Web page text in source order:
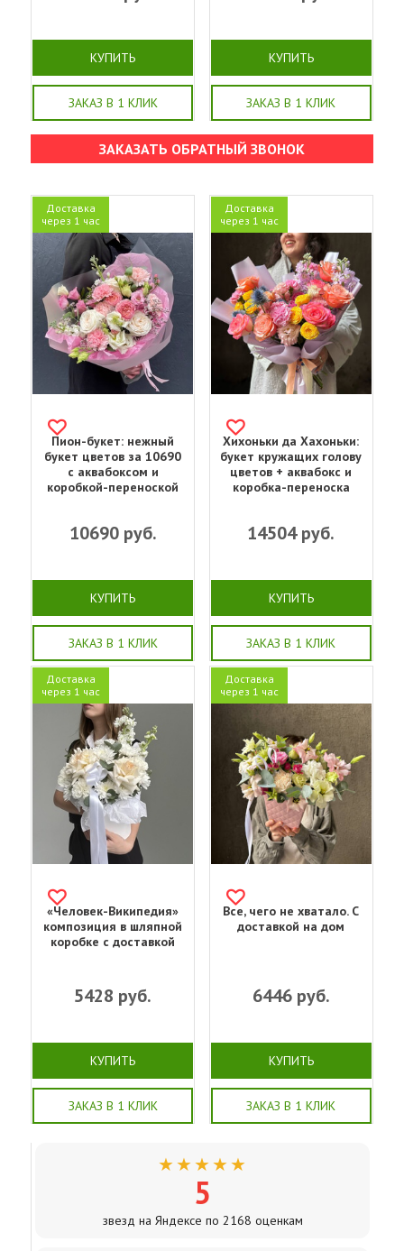
КУПИТЬ
ЗАКАЗ В 1 КЛИК
КУПИТЬ
ЗАКАЗ В 1 КЛИК
ЗАКАЗАТЬ ОБРАТНЫЙ ЗВОНОК
Доставка
через 1 час
Пион-букет: нежный
букет цветов за 10690
с аквабоксом и
коробкой-переноской
10690руб.
КУПИТЬ
ЗАКАЗ В 1 КЛИК
Доставка
через 1 час
Хихоньки да Хахоньки:
букет кружащих голову
цветов + аквабокс и
коробка-переноска
14504руб.
КУПИТЬ
ЗАКАЗ В 1 КЛИК
Доставка
через 1 час
«Человек-Википедия»
композиция в шляпной
коробке с доставкой
5428 руб.
КУПИТЬ
ЗАКАЗ В 1 КЛИК
Доставка
через 1 час
Все, чего не хватало. С
доставкой на дом
6446руб.
КУПИТЬ
ЗАКАЗ В 1 КЛИК
★★★★★
5
звезд на Яндексе по 2168 оценкам